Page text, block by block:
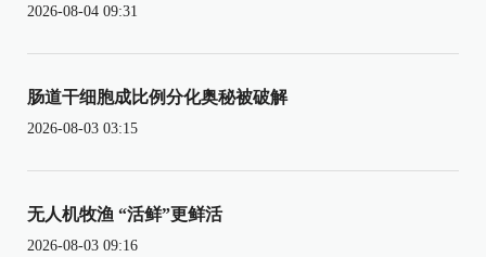
2026-08-04 09:31
肠道干细胞成比例分化奥秘被破解
2026-08-03 03:15
无人机牧渔 “活鲜”更鲜活
2026-08-03 09:16